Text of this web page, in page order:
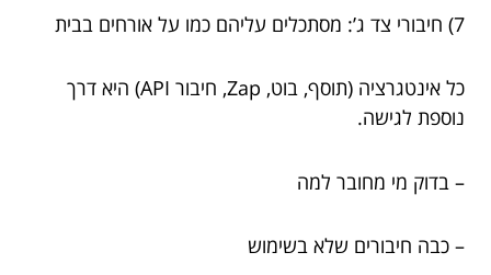
7) חיבורי צד ג’: מסתכלים עליהם כמו על אורחים בבית
כל אינטגרציה (תוסף, בוט, Zap, חיבור API) היא דרך
נוספת לגישה.
– בדוק מי מחובר למה
– כבה חיבורים שלא בשימוש